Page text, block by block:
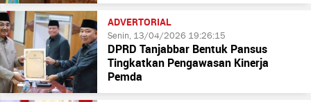
ADVERTORIAL
Senin, 13/04/2026 19:26:15
DPRD Tanjabbar Bentuk Pansus
Tingkatkan Pengawasan Kinerja
Pemda